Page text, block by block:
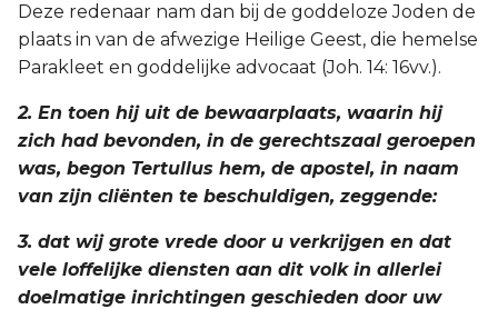
Deze redenaar nam dan bij de goddeloze Joden de
plaats in van de afwezige Heilige Geest, die hemelse
Parakleet en goddelijke advocaat (Joh. 14: 16vv.).
2. En toen hij uit de bewaarplaats, waarin hij
zich had bevonden, in de gerechtszaal geroepen
was, begon Tertullus hem, de apostel, in naam
van zijn cliënten te beschuldigen, zeggende:
3. dat wij grote vrede door u verkrijgen en dat
vele loffelijke diensten aan dit volk in allerlei
doelmatige inrichtingen geschieden door uw